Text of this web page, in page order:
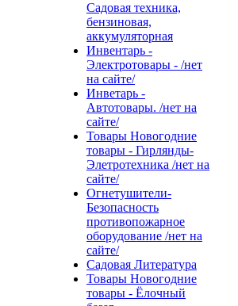
Садовая техника,
бензиновая,
аккумуляторная
Инвентарь -
Электротовары - /нет
на сайте/
Инветарь -
Автотовары. /нет на
сайте/
Товары Новогодние
товары - Гирлянды-
Элетротехника /нет на
сайте/
Огнетушители-
Безопасность
противопожарное
оборудование /нет на
сайте/
Садовая Литература
Товары Новогодние
товары - Ёлочный